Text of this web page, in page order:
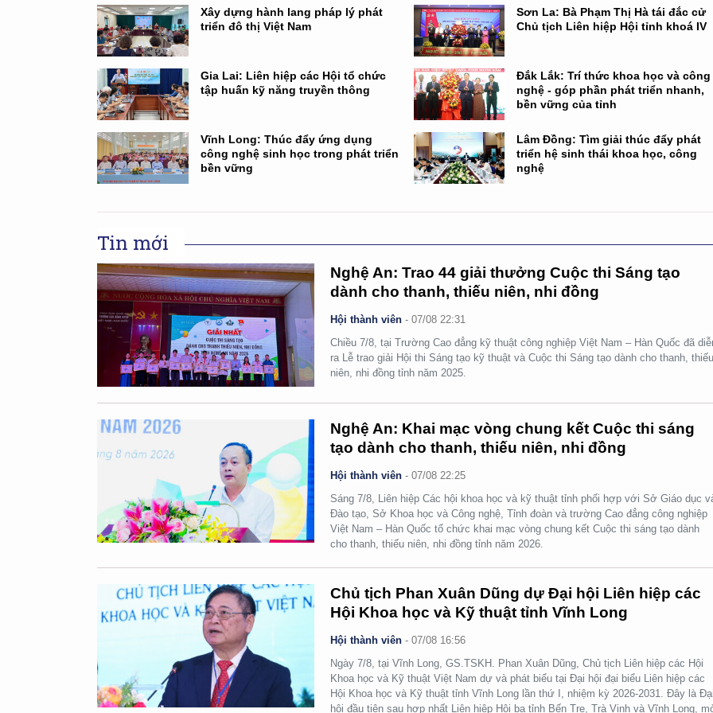
Xây dựng hành lang pháp lý phát
triển đô thị Việt Nam
Sơn La: Bà Phạm Thị Hà tái đắc cử
Chủ tịch Liên hiệp Hội tỉnh khoá IV
Gia Lai: Liên hiệp các Hội tổ chức
tập huấn kỹ năng truyền thông
Đắk Lắk: Trí thức khoa học và công
nghệ - góp phần phát triển nhanh,
bền vững của tỉnh
Vĩnh Long: Thúc đẩy ứng dụng
công nghệ sinh học trong phát triển
bền vững
Lâm Đồng: Tìm giải thúc đẩy phát
triển hệ sinh thái khoa học, công
nghệ
Tin mới
Nghệ An: Trao 44 giải thưởng Cuộc thi Sáng tạo
dành cho thanh, thiếu niên, nhi đồng
Hội thành viên -07/08 22:31
Chiều 7/8, tại Trường Cao đẳng kỹ thuật công nghiệp Việt Nam – Hàn Quốc đã
ra Lễ trao giải Hội thi Sáng tạo kỹ thuật và Cuộc thi Sáng tạo dành cho thanh,
niên, nhi đồng tỉnh năm 2025.
Nghệ An: Khai mạc vòng chung kết Cuộc thi sáng
tạo dành cho thanh, thiếu niên, nhi đồng
Hội thành viên -07/08 22:25
Sáng 7/8, Liên hiệp Các hội khoa học và kỹ thuật tỉnh phối hợp với Sở Giáo dục
Đào tạo, Sở Khoa học và Công nghệ, Tỉnh đoàn và trường Cao đẳng công nghiệp
Việt Nam – Hàn Quốc tổ chức khai mạc vòng chung kết Cuộc thi sáng tạo dành
cho thanh, thiếu niên, nhi đồng tỉnh năm 2026.
Chủ tịch Phan Xuân Dũng dự Đại hội Liên hiệp các
Hội Khoa học và Kỹ thuật tỉnh Vĩnh Long
Hội thành viên -07/08 16:56
Ngày 7/8, tại Vĩnh Long, GS.TSKH. Phan Xuân Dũng, Chủ tịch Liên hiệp các Hội
Khoa học và Kỹ thuật Việt Nam dự và phát biểu tại Đại hội đại biểu Liên hiệp các
Hội Khoa học và Kỹ thuật tỉnh Vĩnh Long lần thứ I, nhiệm kỳ 2026-2031. Đây là
hội đầu tiên sau hợp nhất Liên hiệp Hội ba tỉnh Bến Tre, Trà Vinh và Vĩnh Long,